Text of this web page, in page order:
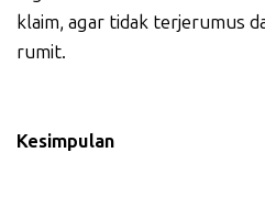
klaim, agar tidak terjerumus
rumit.
Kesimpulan